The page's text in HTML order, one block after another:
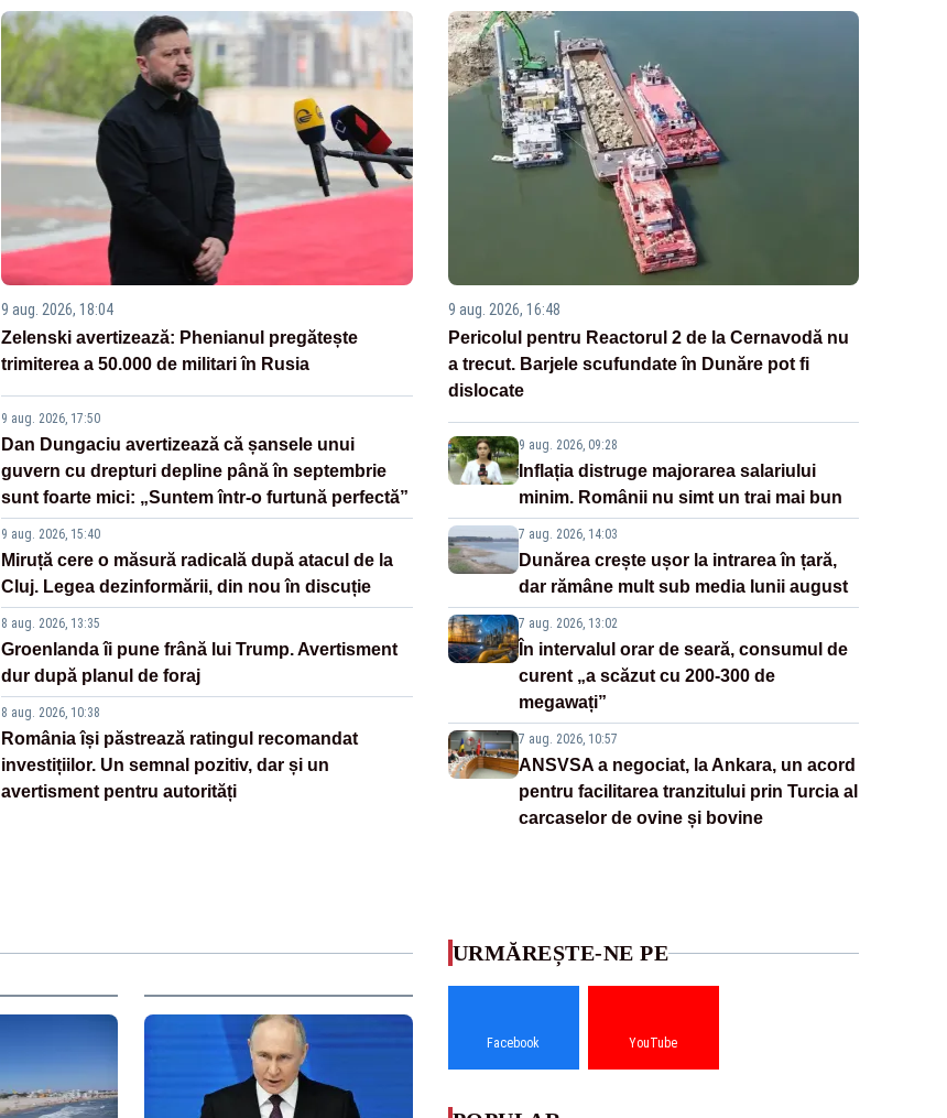
9 aug. 2026, 18:04
Zelenski avertizează: Phenianul pregătește
trimiterea a 50.000 de militari în Rusia
9 aug. 2026, 17:50
Dan Dungaciu avertizează că șansele unui
guvern cu drepturi depline până în septembrie
sunt foarte mici: „Suntem într-o furtună perfectă”
9 aug. 2026, 15:40
Miruță cere o măsură radicală după atacul de la
Cluj. Legea dezinformării, din nou în discuție
8 aug. 2026, 13:35
Groenlanda îi pune frână lui Trump. Avertisment
dur după planul de foraj
8 aug. 2026, 10:38
România își păstrează ratingul recomandat
investițiilor. Un semnal pozitiv, dar și un
avertisment pentru autorități
9 aug. 2026, 16:48
Pericolul pentru Reactorul 2 de la Cernavodă nu
a trecut. Barjele scufundate în Dunăre pot fi
dislocate
9 aug. 2026, 09:28
Inflația distruge majorarea salariului
minim. Românii nu simt un trai mai bun
7 aug. 2026, 14:03
Dunărea crește ușor la intrarea în țară,
dar rămâne mult sub media lunii august
7 aug. 2026, 13:02
În intervalul orar de seară, consumul de
curent „a scăzut cu 200-300 de
megawați”
7 aug. 2026, 10:57
ANSVSA a negociat, la Ankara, un acord
pentru facilitarea tranzitului prin Turcia al
carcaselor de ovine și bovine
URMĂREȘTE-NE PE
Facebook YouTube